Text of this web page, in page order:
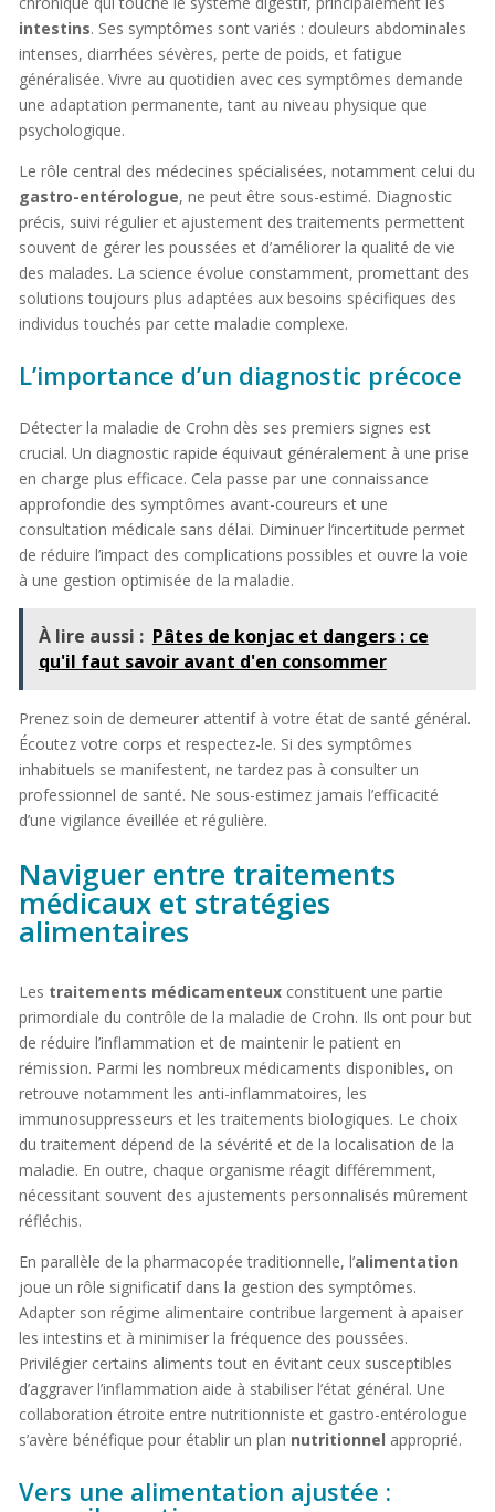
intestins. Ses symptômes sont variés : douleurs abdominales
intenses, diarrhées sévères, perte de poids, et fatigue
généralisée. Vivre au quotidien avec ces symptômes demande
une adaptation permanente, tant au niveau physique que
psychologique.
Le rôle central des médecines spécialisées, notamment celui du
gastro-entérologue, ne peut être sous-estimé. Diagnostic
précis, suivi régulier et ajustement des traitements permettent
souvent de gérer les poussées et d’améliorer la qualité de vie
des malades. La science évolue constamment, promettant des
solutions toujours plus adaptées aux besoins spécifiques des
individus touchés par cette maladie complexe.
L’importance d’un diagnostic précoce
Détecter la maladie de Crohn dès ses premiers signes est
crucial. Un diagnostic rapide équivaut généralement à une prise
en charge plus efficace. Cela passe par une connaissance
approfondie des symptômes avant-coureurs et une
consultation médicale sans délai. Diminuer l’incertitude permet
de réduire l’impact des complications possibles et ouvre la voie
à une gestion optimisée de la maladie.
À lire aussi : Pâtes de konjac et dangers : ce
qu'il faut savoir avant d'en consommer
Prenez soin de demeurer attentif à votre état de santé général.
Écoutez votre corps et respectez-le. Si des symptômes
inhabituels se manifestent, ne tardez pas à consulter un
professionnel de santé. Ne sous-estimez jamais l’efficacité
d’une vigilance éveillée et régulière.
Naviguer entre traitements
médicaux et stratégies
alimentaires
Les traitements médicamenteuxconstituent une partie
primordiale du contrôle de la maladie de Crohn. Ils ont pour but
de réduire l’inflammation et de maintenir le patient en
rémission. Parmi les nombreux médicaments disponibles, on
retrouve notamment les anti-inflammatoires, les
immunosuppresseurs et les traitements biologiques. Le choix
du traitement dépend de la sévérité et de la localisation de la
maladie. En outre, chaque organisme réagit différemment,
nécessitant souvent des ajustements personnalisés mûrement
réfléchis.
En parallèle de la pharmacopée traditionnelle, l’alimentation
joue un rôle significatif dans la gestion des symptômes.
Adapter son régime alimentaire contribue largement à apaiser
les intestins et à minimiser la fréquence des poussées.
Privilégier certains aliments tout en évitant ceux susceptibles
d’aggraver l’inflammation aide à stabiliser l’état général. Une
collaboration étroite entre nutritionniste et gastro-entérologue
s’avère bénéfique pour établir un plan nutritionnel approprié.
Vers une alimentation ajustée :